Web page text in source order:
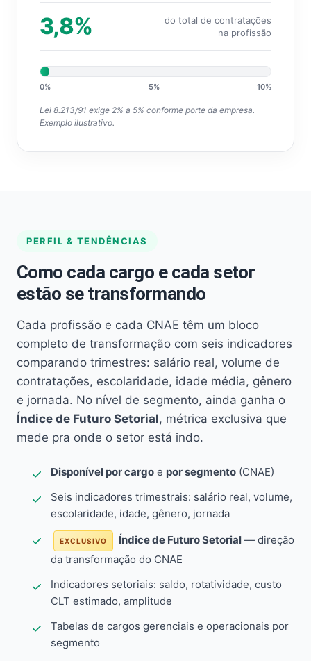
3,8%
do total de contratações
na profissão
0% 5% 10%
Lei 8.213/91 exige 2% a 5% conforme porte da empresa.
Exemplo ilustrativo.
PERFIL & TENDÊNCIAS
Como cada cargo e cada setor
estão se transformando
Cada profissão e cada CNAE têm um bloco
completo de transformação com seis indicadores
comparando trimestres: salário real, volume de
contratações, escolaridade, idade média, gênero
e jornada. No nível de segmento, ainda ganha o
Índice de Futuro Setorial, métrica exclusiva que
mede pra onde o setor está indo.
Disponível por cargo e por segmento (CNAE)
Seis indicadores trimestrais: salário real, volume,
escolaridade, idade, gênero, jornada
EXCLUSIVO Índice de Futuro Setorial — direção
da transformação do CNAE
Indicadores setoriais: saldo, rotatividade, custo
CLT estimado, amplitude
Tabelas de cargos gerenciais e operacionais por
segmento